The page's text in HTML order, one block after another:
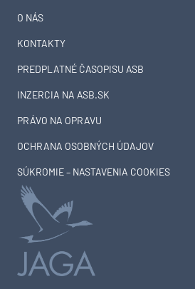
O NÁS
KONTAKTY
PREDPLATNÉ ČASOPISU ASB
INZERCIA NA ASB.SK
PRÁVO NA OPRAVU
OCHRANA OSOBNÝCH ÚDAJOV
SÚKROMIE – NASTAVENIA COOKIES